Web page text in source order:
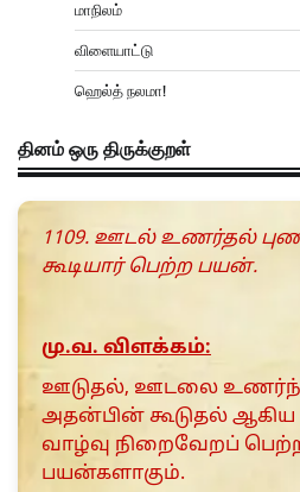
மாநிலம்
விளையாட்டு
ஹெல்த் நலமா!
தினம் ஒரு திருக்குறள்
1109. ஊடல் உணர்தல்
கூடியார் பெற்ற பயன்.
மு.வ. விளக்கம்:
ஊடுதல், ஊடலை
அதன்பின் கூடுதல்
வாழ்வு நிறைவேறப்
பயன்களாகும்.